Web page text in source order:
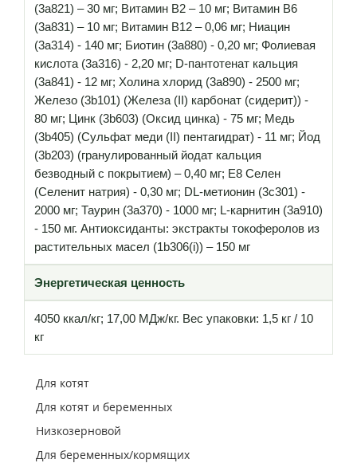
(3a821) – 30 мг; Витамин B2 – 10 мг; Витамин B6
(3a831) – 10 мг; Витамин B12 – 0,06 мг; Ниацин
(3а314) - 140 мг; Биотин (3a880) - 0,20 мг; Фолиевая
кислота (3a316) - 2,20 мг; D-пантотенат кальция
(3a841) - 12 мг; Холина хлорид (3a890) - 2500 мг;
Железо (3b101) (Железа (II) карбонат (сидерит)) -
80 мг; Цинк (3b603) (Оксид цинка) - 75 мг; Медь
(3b405) (Сульфат меди (II) пентагидрат) - 11 мг; Йод
(3b203) (гранулированный йодат кальция
безводный с покрытием) – 0,40 мг; E8 Селен
(Селенит натрия) - 0,30 мг; DL-метионин (3c301) -
2000 мг; Таурин (3a370) - 1000 мг; L-карнитин (3a910)
- 150 мг. Антиоксиданты: экстракты токоферолов из
растительных масел (1b306(i)) – 150 мг
Энергетическая ценность
4050 ккал/кг; 17,00 МДж/кг. Вес упаковки: 1,5 кг / 10
кг
Для котят
Для котят и беременных
Низкозерновой
Для беременных/кормящих